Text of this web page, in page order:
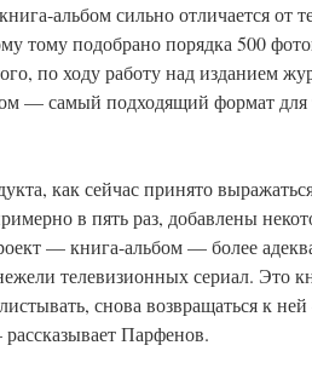
альбом сильно отличается от
тому подобрано порядка 500
по ходу работу над изданием
— самый подходящий формат для
как сейчас принято
в пять раз, добавлены
— книга-альбом — более
телевизионных сериал. Это
снова возвращаться к ней
Парфенов.